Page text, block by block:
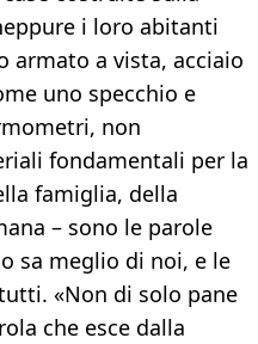
i loro abitanti
armato a vista, acciaio
uno specchio e
non
fondamentali per la
famiglia, della
– sono le parole
sa meglio di noi, e le
«Non di solo pane
che esce dalla